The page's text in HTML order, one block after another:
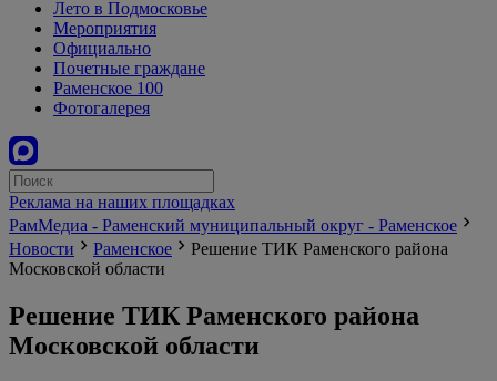
Лето в Подмосковье
Мероприятия
Официально
Почетные граждане
Раменское 100
Фотогалерея
Реклама на наших площадках
РамМедиа - Раменский муниципальный округ - Раменское
Новости
Раменское
Решение ТИК Раменского района
Московской области
Решение ТИК Раменского района
Московской области